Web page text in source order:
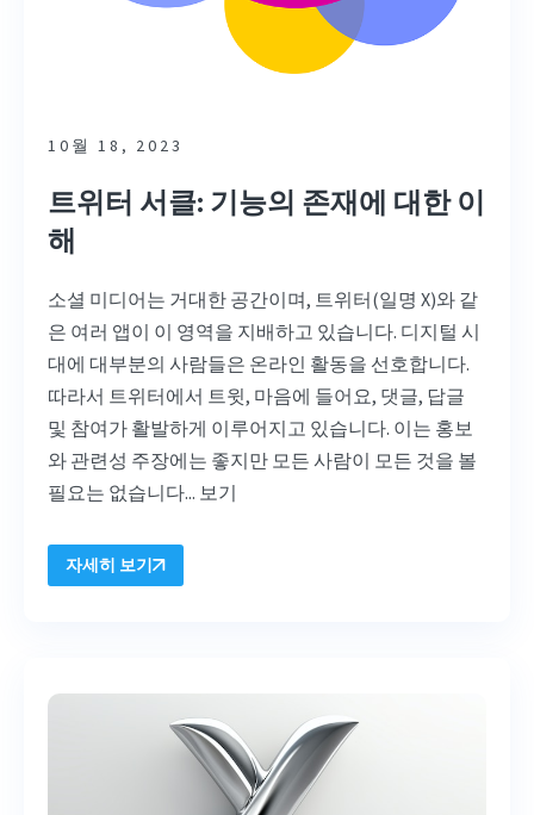
10월 18, 2023
트위터 서클: 기능의 존재에 대한 이
해
소셜 미디어는 거대한 공간이며, 트위터(일명 X)와 같
은 여러 앱이 이 영역을 지배하고 있습니다. 디지털 시
대에 대부분의 사람들은 온라인 활동을 선호합니다.
따라서 트위터에서 트윗, 마음에 들어요, 댓글, 답글
및 참여가 활발하게 이루어지고 있습니다. 이는 홍보
와 관련성 주장에는 좋지만 모든 사람이 모든 것을 볼
필요는 없습니다... 보기
자세히 보기